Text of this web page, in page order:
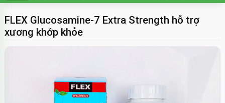
FLEX Glucosamine-7 Extra Strength hỗ trợ
xương khớp khỏe